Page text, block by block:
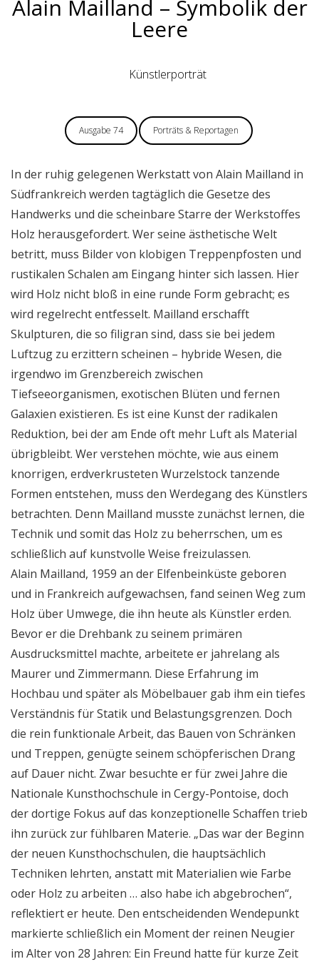
Alain Mailland – Symbolik der
Leere
Künstlerporträt
Ausgabe 74 Porträts & Reportagen
In der ruhig gelegenen Werkstatt von Alain Mailland in
Südfrankreich werden tagtäglich die Gesetze des
Handwerks und die scheinbare Starre der Werkstoffes
Holz herausgefordert. Wer seine ästhetische Welt
betritt, muss Bilder von klobigen Treppenpfosten und
rustikalen Schalen am Eingang hinter sich lassen. Hier
wird Holz nicht bloß in eine runde Form gebracht; es
wird regelrecht entfesselt. Mailland erschafft
Skulpturen, die so filigran sind, dass sie bei jedem
Luftzug zu erzittern scheinen – hybride Wesen, die
irgendwo im Grenzbereich zwischen
Tiefseeorganismen, exotischen Blüten und fernen
Galaxien existieren. Es ist eine Kunst der radikalen
Reduktion, bei der am Ende oft mehr Luft als Material
übrigbleibt. Wer verstehen möchte, wie aus einem
knorrigen, erdverkrusteten Wurzelstock tanzende
Formen entstehen, muss den Werdegang des Künstlers
betrachten. Denn Mailland musste zunächst lernen, die
Technik und somit das Holz zu beherrschen, um es
schließlich auf kunstvolle Weise freizulassen.
Alain Mailland, 1959 an der Elfenbeinküste geboren
und in Frankreich aufgewachsen, fand seinen Weg zum
Holz über Umwege, die ihn heute als Künstler erden.
Bevor er die Drehbank zu seinem primären
Ausdrucksmittel machte, arbeitete er jahrelang als
Maurer und Zimmermann. Diese Erfahrung im
Hochbau und später als Möbelbauer gab ihm ein tiefes
Verständnis für Statik und Belastungsgrenzen. Doch
die rein funktionale Arbeit, das Bauen von Schränken
und Treppen, genügte seinem schöpferischen Drang
auf Dauer nicht. Zwar besuchte er für zwei Jahre die
Nationale Kunsthochschule in Cergy-Pontoise, doch
der dortige Fokus auf das konzeptionelle Schaffen trieb
ihn zurück zur fühlbaren Materie. „Das war der Beginn
der neuen Kunsthochschulen, die hauptsächlich
Techniken lehrten, anstatt mit Materialien wie Farbe
oder Holz zu arbeiten … also habe ich abgebrochen“,
reflektiert er heute. Den entscheidenden Wendepunkt
markierte schließlich ein Moment der reinen Neugier
im Alter von 28 Jahren: Ein Freund hatte für kurze Zeit